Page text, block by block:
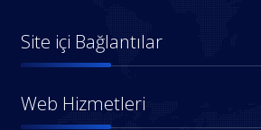
Site içi Bağlantılar
Web Hizmetleri